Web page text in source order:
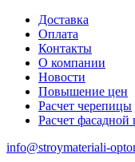
Доставка
Оплата
Контакты
О компании
Новости
Повышение цен
Расчет черепицы
Расчет фасадной
info@stroymateriali-